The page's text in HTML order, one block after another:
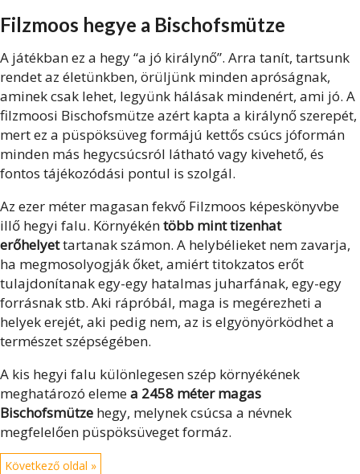
Filzmoos hegye a Bischofsmütze
A játékban ez a hegy “a jó királynő”. Arra tanít, tartsunk
rendet az életünkben, örüljünk minden apróságnak,
aminek csak lehet, legyünk hálásak mindenért, ami jó. A
filzmoosi Bischofsmütze azért kapta a királynő szerepét,
mert ez a püspöksüveg formájú kettős csúcs jóformán
minden más hegycsúcsról látható vagy kivehető, és
fontos tájékozódási pontul is szolgál.
Az ezer méter magasan fekvő Filzmoos képeskönyvbe
illő hegyi falu. Környékéntöbb mint tizenhat
erőhelyettartanak számon. A helybélieket nem zavarja,
ha megmosolyogják őket, amiért titokzatos erőt
tulajdonítanak egy-egy hatalmas juharfának, egy-egy
forrásnak stb. Aki rápróbál, maga is megérezheti a
helyek erejét, aki pedig nem, az is elgyönyörködhet a
természet szépségében.
A kis hegyi falu különlegesen szép környékének
meghatározó elemea 2458 méter magas
Bischofsmütze hegy, melynek csúcsa a névnek
megfelelően püspöksüveget formáz.
Következő oldal »